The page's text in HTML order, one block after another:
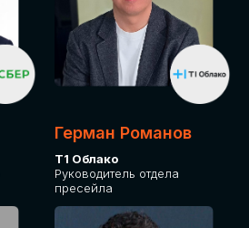
Герман Романов
Т1 Облако
Руководитель отдела
пресейла